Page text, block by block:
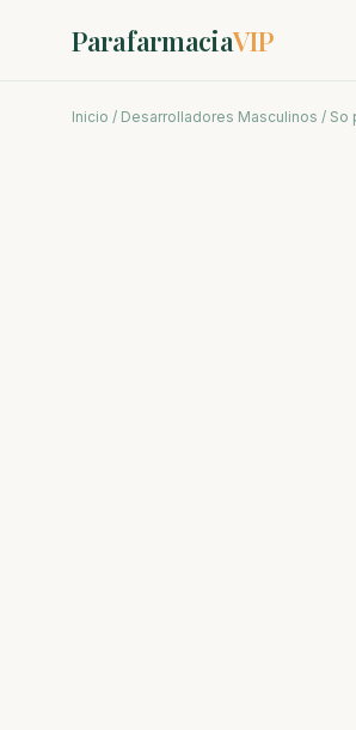
ParafarmaciaVIP
Inicio / Desarrolladores Masculinos / So